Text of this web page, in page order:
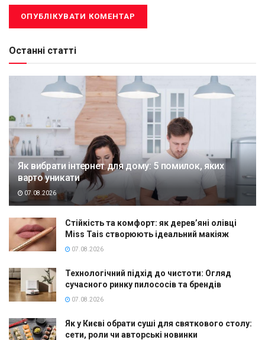
Останні статті
Як вибрати інтернет для дому: 5 помилок, яких
варто уникати
07.08.2026
Стійкість та комфорт: як дерев’яні олівці
Miss Tais створюють ідеальний макіяж
07.08.2026
Технологічний підхід до чистоти: Огляд
сучасного ринку пилососів та брендів
07.08.2026
Як у Києві обрати суші для святкового столу:
сети, роли чи авторські новинки